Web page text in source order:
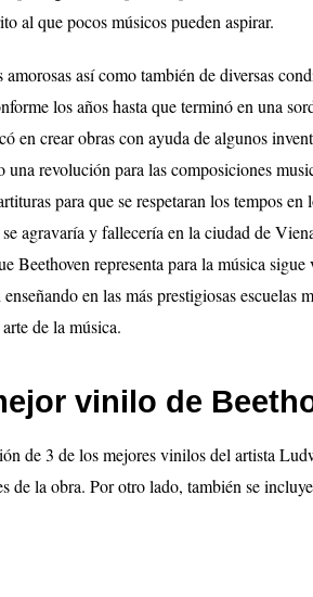
al que pocos músicos pueden aspirar.
así como también de diversas
los años hasta que terminó en una
en crear obras con ayuda de algunos
revolución para las composiciones
para que se respetaran los tempos
agravaría y fallecería en la ciudad de
representa para la música
en las más prestigiosas escuelas
de la música.
vinilo de
de 3 de los mejores vinilos del artista
de la obra. Por otro lado, también se